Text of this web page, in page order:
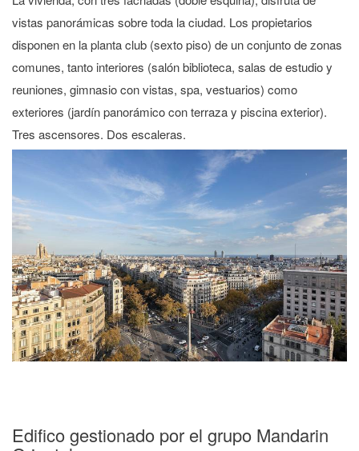
vistas panorámicas sobre toda la ciudad. Los propietarios
disponen en la planta club (sexto piso) de un conjunto de zonas
comunes, tanto interiores (salón biblioteca, salas de estudio y
reuniones, gimnasio con vistas, spa, vestuarios) como
exteriores (jardín panorámico con terraza y piscina exterior).
Tres ascensores. Dos escaleras.
Edifico gestionado por el grupo Mandarin